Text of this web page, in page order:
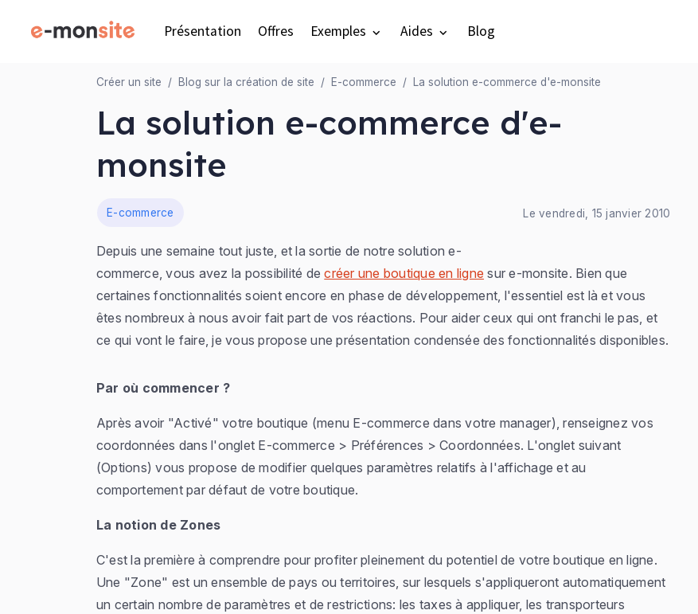
Présentation Offres Exemples Aides Blog
Créer un site Blog sur la création de site E-commerce La solution e-commerce d'e-monsite
La solution e-commerce d'e-
monsite
Le vendredi, 15 janvier 2010
E-commerce
Depuis une semaine tout juste, et la sortie de notre solution e-
commerce, vous avez la possibilité decréer une boutique en ligne sur e-monsite. Bien que
certaines fonctionnalités soient encore en phase de développement, l'essentiel est là et vous
êtes nombreux à nous avoir fait part de vos réactions. Pour aider ceux qui ont franchi le pas, et
ce qui vont le faire, je vous propose une présentation condensée des fonctionnalités disponibles.
Par où commencer ?
Après avoir "Activé" votre boutique (menu E-commerce dans votre manager), renseignez vos
coordonnées dans l'onglet E-commerce > Préférences > Coordonnées. L'onglet suivant
(Options) vous propose de modifier quelques paramètres relatifs à l'affichage et au
comportement par défaut de votre boutique.
La notion de Zones
C'est la première à comprendre pour profiter pleinement du potentiel de votre boutique en ligne.
Une "Zone" est un ensemble de pays ou territoires, sur lesquels s'appliqueront automatiquement
un certain nombre de paramètres et de restrictions: les taxes à appliquer, les transporteurs